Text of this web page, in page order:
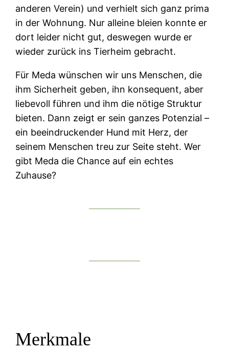
anderen Verein) und verhielt sich ganz prima
in der Wohnung. Nur alleine bleien konnte er
dort leider nicht gut, deswegen wurde er
wieder zurück ins Tierheim gebracht.
Für Meda wünschen wir uns Menschen, die
ihm Sicherheit geben, ihn konsequent, aber
liebevoll führen und ihm die nötige Struktur
bieten. Dann zeigt er sein ganzes Potenzial –
ein beeindruckender Hund mit Herz, der
seinem Menschen treu zur Seite steht. Wer
gibt Meda die Chance auf ein echtes
Zuhause?
Merkmale